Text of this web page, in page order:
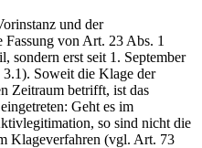
und der
von Art. 23 Abs. 1
sondern erst seit 1. September
Soweit die Klage der
Zeitraum betrifft, ist das
Geht es im
so sind nicht die
Klageverfahren (vgl. Art. 73